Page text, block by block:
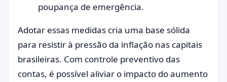
poupança de emergência.
Adotar essas medidas cria uma base sólida
para resistir à pressão da inflação nas capitais
brasileiras. Com controle preventivo das
contas, é possível aliviar o impacto do aumento